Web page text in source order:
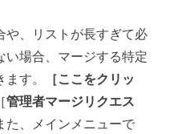
や、リストが長すぎて必
い場合、マージする特定
す。
［ここをクリッ
管理者マージリクエス
た、メインメニューで